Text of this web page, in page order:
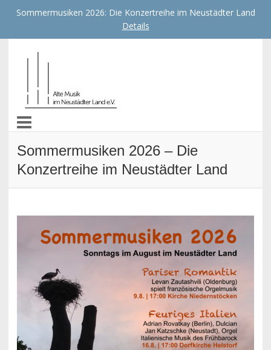
Sommermusiken 2026: Die Konzertreihe im Neustädter Land
Details
Alte Musik im Neustädter
Land e.V.
Sommermusiken 2026 – Die
Konzertreihe im Neustädter Land